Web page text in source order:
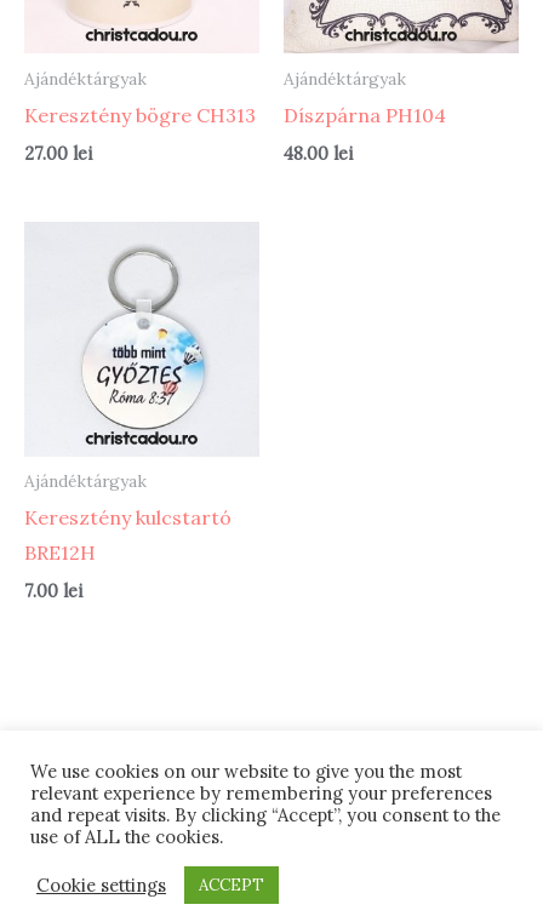
Ajándéktárgyak
Keresztény bögre CH313
27.00 lei
Ajándéktárgyak
Díszpárna PH104
48.00 lei
Ajándéktárgyak
Keresztény kulcstartó
BRE12H
7.00 lei
Termeni si conditii Retur
#12 (cím nélkül)
ANPC
Despre noi
Powered by PRB DESIGN
We use cookies on our website to give you the most
relevant experience by remembering your preferences
and repeat visits. By clicking “Accept”, you consent to the
use of ALL the cookies.
Cookie settings ACCEPT